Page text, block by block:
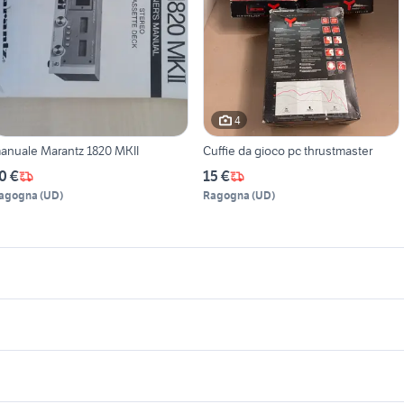
Marantz 1820 MKII
€
(UD)
4
Cuffie da gioco pc thrustmaster
15 €
Ragogna (UD)